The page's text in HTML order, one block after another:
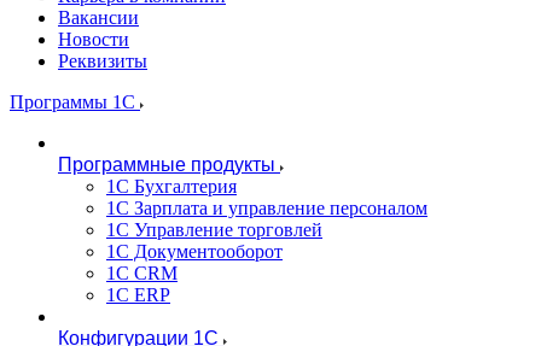
Вакансии
Новости
Реквизиты
Программы 1С
Программные продукты
1С Бухгалтерия
1С Зарплата и управление персоналом
1С Управление торговлей
1С Документооборот
1С CRM
1С ERP
Конфигурации 1С